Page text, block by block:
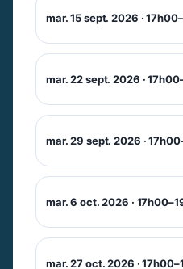
mar. 15 sept. 2026 ·
mar. 22 sept. 2026 ·
mar. 29 sept. 2026 ·
mar. 6 oct. 2026 ·
mar. 27 oct. 2026 ·